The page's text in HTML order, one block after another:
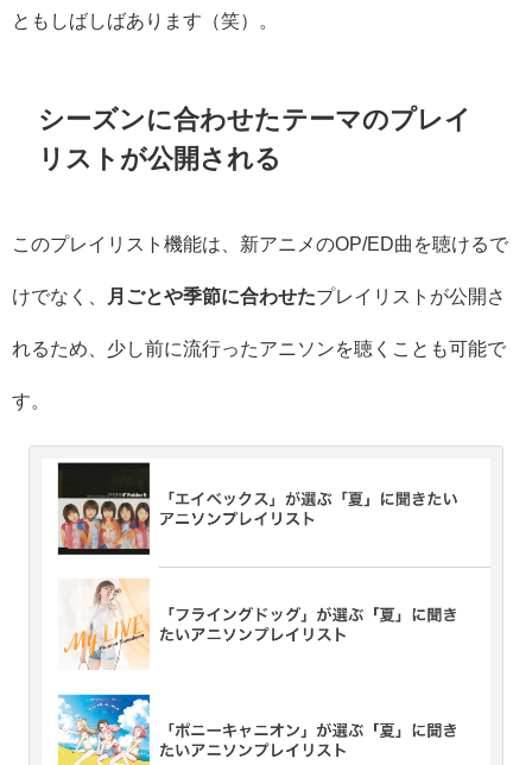
ともしばしばあります（笑）。
シーズンに合わせたテーマのプレイ
リストが公開される
このプレイリスト機能は、新アニメのOP/ED曲を聴けるで
けでなく、 月ごとや季節に合わせたプレイリストが公開さ
れるため、少し前に流行ったアニソンを聴くことも可能で
す。